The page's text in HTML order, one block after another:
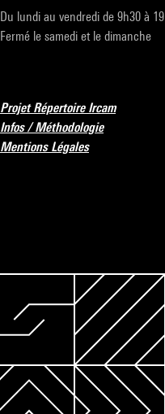
Du lundi au vendredi de 9h30 à
Fermé le samedi et le dimanche
Projet Répertoire Ircam
Infos / Méthodologie
Mentions Légales